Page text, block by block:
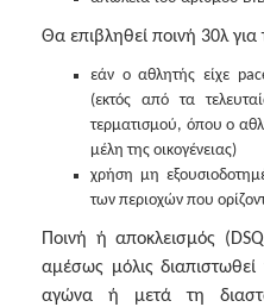
Θα επιβληθεί ποινή 30λ
εάν ο αθλητής είχε
(εκτός από τα
τερματισμού, όπου ο
μέλη της οικογένειας)
χρήση μη
των περιοχών που
Ποινή ή αποκλεισμός
αμέσως μόλις
αγώνα ή μετά τη